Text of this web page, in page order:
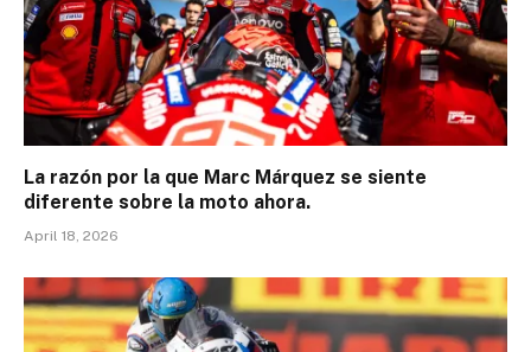
La razón por la que Marc Márquez se siente
diferente sobre la moto ahora.
April 18, 2026